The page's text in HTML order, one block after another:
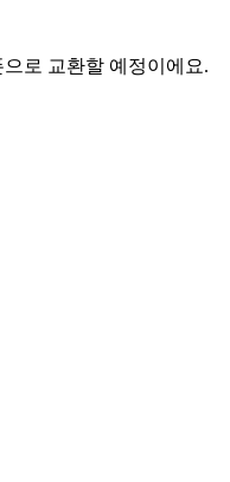
로 교환할 예정이에요.